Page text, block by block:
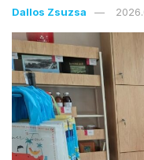
Dallos Zsuzsa